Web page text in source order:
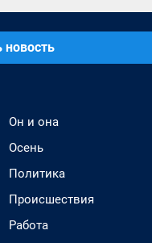
Он и она
Осень
Политика
Происшествия
Работа